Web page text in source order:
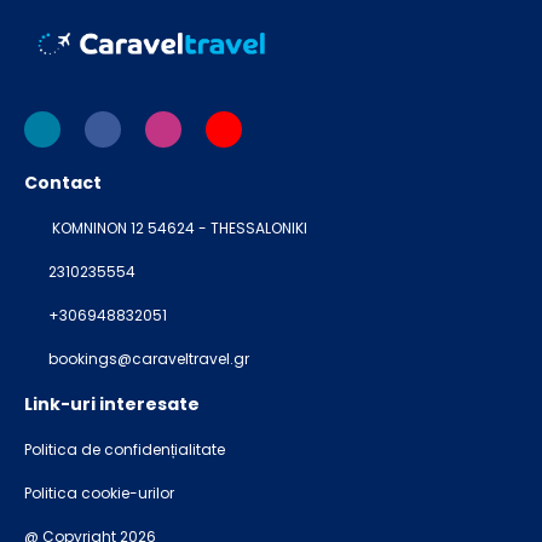
Contact
KOMNINON 12 54624 - THESSALONIKI
2310235554
+306948832051
bookings@caraveltravel.gr
Link-uri interesate
Politica de confidențialitate
Politica cookie-urilor
@ Copyright 2026